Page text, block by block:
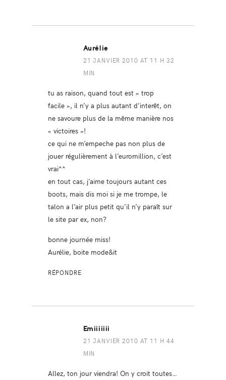
Aurélie
21 JANVIER 2010 AT 11 H 32
MIN
tu as raison, quand tout est « trop
facile », il n’y a plus autant d’interêt, on
ne savoure plus de la même manière nos
« victoires »!
ce qui ne m’empeche pas non plus de
jouer régulièrement à l’euromillion, c’est
vrai^^
en tout cas, j’aime toujours autant ces
boots, mais dis moi si je me trompe, le
talon a l’air plus petit qu’il n’y paraît sur
le site par ex, non?
bonne journée miss!
Aurélie, boite mode&it
RÉPONDRE
Emiiiiiii
21 JANVIER 2010 AT 11 H 44
MIN
Allez, ton jour viendra! On y croit toutes…